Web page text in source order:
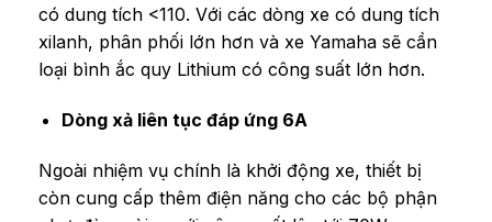
có dung tích <110. Với các dòng xe có dung tích
xilanh, phân phối lớn hơn và xe Yamaha sẽ cần
loại bình ắc quy Lithium có công suất lớn hơn.
Dòng xả liên tục đáp ứng 6A
Ngoài nhiệm vụ chính là khởi động xe, thiết bị
còn cung cấp thêm điện năng cho các bộ phận